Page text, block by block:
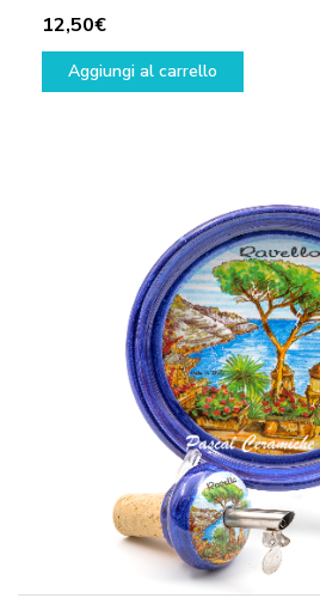
12,50€
Aggiungi al carrello